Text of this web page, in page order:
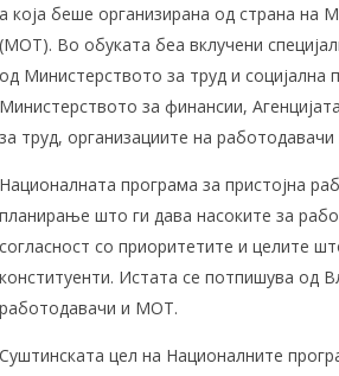
а која беше организирана од страна на
(МОТ). Во обуката беа вклучени
од Министерството за труд и социјална
Министерството за финансии,
за труд, организациите на работодавачи
Националната програма за пристојна
планирање што ги дава насоките за
согласност со приоритетите и целите
конституенти. Истата се потпишува од
работодавачи и МОТ.
Суштинската цел на Националните